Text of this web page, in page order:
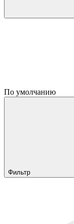
По умолчанию
Фильтр